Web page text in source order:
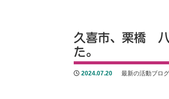
久喜市、栗橋 八
た。
2024.07.20 最新の活動ブログ